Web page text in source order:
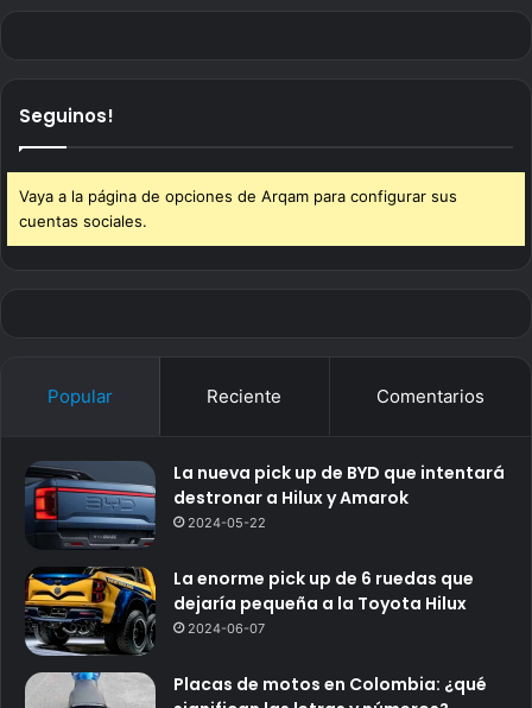
Seguinos!
Vaya a la página de opciones de Arqam para configurar sus
cuentas sociales.
Popular Reciente Comentarios
La nueva pick up de BYD que intentará
destronar a Hilux y Amarok
2024-05-22
La enorme pick up de 6 ruedas que
dejaría pequeña a la Toyota Hilux
2024-06-07
Placas de motos en Colombia: ¿qué